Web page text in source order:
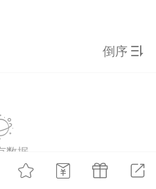
！一、项
）× 草本
）这是一套
倒序
数据